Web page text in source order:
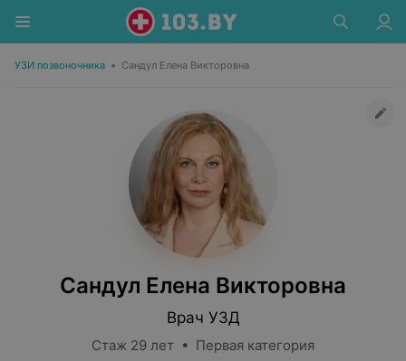
УЗИ позвоночника • Сандул Елена Викторовна
Сандул Елена Викторовна
Врач УЗД
Стаж 29 лет • Первая категория